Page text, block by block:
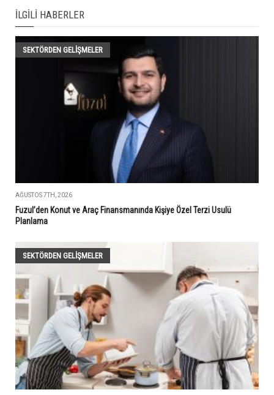
İLGILI HABERLER
SEKTÖRDEN GELIŞMELER
AĞUSTOS 7TH, 2026
Fuzul’den Konut ve Araç Finansmanında Kişiye Özel Terzi Usulü
Planlama
SEKTÖRDEN GELIŞMELER